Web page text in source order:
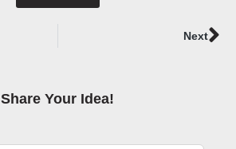
Next
Share Your Idea!​